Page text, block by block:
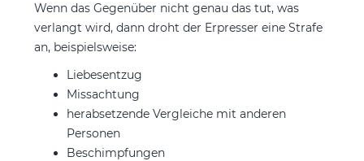
Wenn das Gegenüber nicht genau das tut, was
verlangt wird, dann droht der Erpresser eine Strafe
an, beispielsweise:
Liebesentzug
Missachtung
herabsetzende Vergleiche mit anderen
Personen
Beschimpfungen